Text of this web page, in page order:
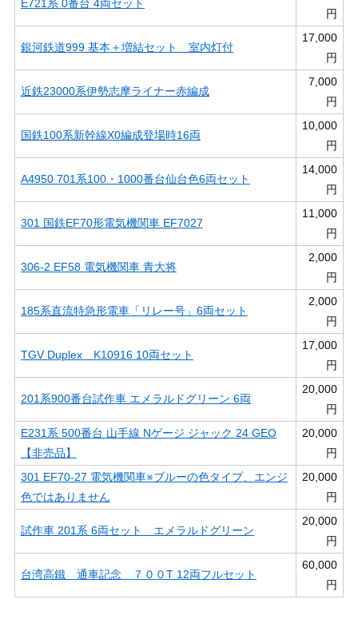
E721系 0番台 4両セット
円
銀河鉄道999 基本＋増結セット 室内灯付
17,000
円
近鉄23000系伊勢志摩ライナー赤編成
7,000
円
国鉄100系新幹線X0編成登場時16両
10,000
円
A4950 701系100・1000番台仙台色6両セット
14,000
円
301 国鉄EF70形電気機関車 EF7027
11,000
円
306-2 EF58 電気機関車 青大将
2,000
円
185系直流特急形電車「リレー号」6両セット
2,000
円
TGV Duplex K10916 10両セット
17,000
円
201系900番台試作車 エメラルドグリーン 6両
20,000
円
E231系 500番台 山手線 Nゲージ ジャック 24 GEO
【非売品】
20,000
円
301 EF70-27 電気機関車※ブルーの色タイプ、エンジ
色ではありません
20,000
円
試作車 201系 6両セット エメラルドグリーン
20,000
円
台湾高鐵 通車記念 ７００T 12両フルセット
60,000
円